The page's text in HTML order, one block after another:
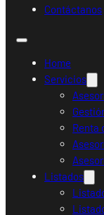
Contáctanos
Home
Servicios
Renta
Listados